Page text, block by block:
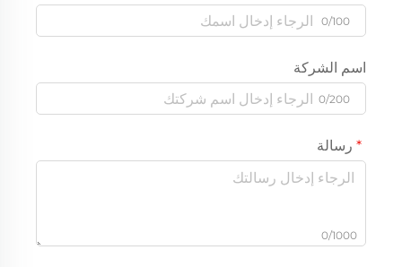
0/100
اسم الشركة
0/200
رسالة
0/1000